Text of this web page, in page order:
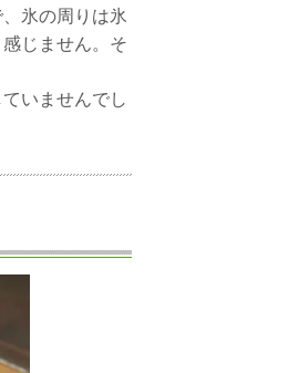
氷の周りは氷
じません。そ
いませんでし